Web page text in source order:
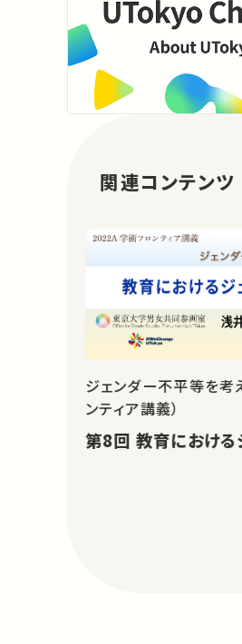
関連コンテンツ
ジェンダー不平等を考
ンティア講義）
第8回 教育にお